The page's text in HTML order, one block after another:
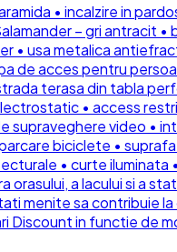
• incalzire in
– gri antracit •
• usa metalica
de acces pentru
terasa din tabla
• access
supraveghere video •
biciclete •
• curte iluminata
orasului, a lacului si a
menite sa contribuie
Discount in functie de